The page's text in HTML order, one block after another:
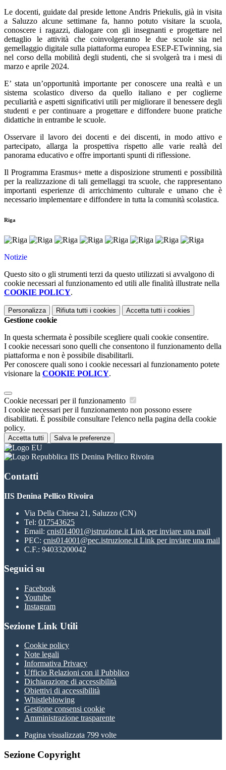
Le docenti, guidate dal preside lettone Andris Priekulis, già in visita
a Saluzzo alcune settimane fa, hanno potuto visitare la scuola,
conoscere i ragazzi, dialogare con gli insegnanti e progettare nel
dettaglio le attività che coinvolgeranno le due scuole sia nel
gemellaggio digitale sulla piattaforma europea ESEP-ETwinning, sia
nel corso della mobilità degli studenti, che si svolgerà tra i mesi di
marzo e aprile 2024.
E’ stata un’opportunità importante per conoscere una realtà e un
sistema scolastico diverso da quello italiano e per coglierne
peculiarità e aspetti significativi utili per migliorare il benessere degli
studenti e per continuare a progettare e diffondere buone pratiche
didattiche in entrambe le scuole.
Osservare il lavoro dei docenti e dei discenti, in modo attivo e
partecipato, allarga la prospettiva rispetto alle varie realtà del
panorama educativo e offre importanti spunti di riflessione.
Il Programma Erasmus+ mette a disposizione strumenti e possibilità
per la realizzazione di tali gemellaggi tra scuole, che rappresentano
importanti esperienze di arricchimento culturale e umano che è
necessario implementare e diffondere in tutta la comunità scolastica.
Riga
Notizie
Questo sito o gli strumenti terzi da questo utilizzati si avvalgono di
cookie necessari al funzionamento ed utili alle finalità illustrate nella
COOKIE POLICY.
Personalizza Rifiuta tutti i cookies Accetta tutti i cookies
Gestione cookie
In questa schermata è possibile scegliere quali cookie consentire.
I cookie necessari sono quelli che consentono il funzionamento della
piattaforma e non è possibile disabilitarli.
Per conoscere quali sono i cookie necessari al funzionamento potete
visionare la COOKIE POLICY.
Cookie necessari per il funzionamento
I cookie necessari per il funzionamento non possono essere
disabilitati. È possibile consultare l'elenco nella pagina della cookie
policy.
Accetta tutti Salva le preferenze
IIS Denina Pellico Rivoira
Contatti
IIS Denina Pellico Rivoira
Via Della Chiesa 21, Saluzzo (CN)
Tel: 017543625
Email: cnis014001@istruzione.it Link per inviare una mail
PEC: cnis014001@pec.istruzione.it Link per inviare una mail
C.F.: 94033200042
Seguici su
Facebook
Youtube
Instagram
Sezione Link Utili
Cookie policy
Note legali
Informativa Privacy
Ufficio Relazioni con il Pubblico
Dichiarazione di accessibilità
Obiettivi di accessibilità
Whistleblowing
Gestione consensi cookie
Amministrazione trasparente
Pagina visualizzata 799 volte
Sezione Copyright